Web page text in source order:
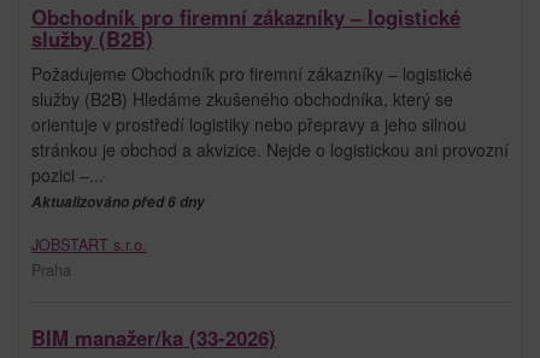
Obchodník pro firemní zákazníky – logistické
služby (B2B)
Požadujeme Obchodník pro firemní zákazníky – logistické
služby (B2B) Hledáme zkušeného obchodníka, který se
orientuje v prostředí logistiky nebo přepravy a jeho silnou
stránkou je obchod a akvizice. Nejde o logistickou ani provozní
pozici –...
Aktualizováno před 6 dny
JOBSTART s.r.o.
Praha
BIM manažer/ka (33-2026)